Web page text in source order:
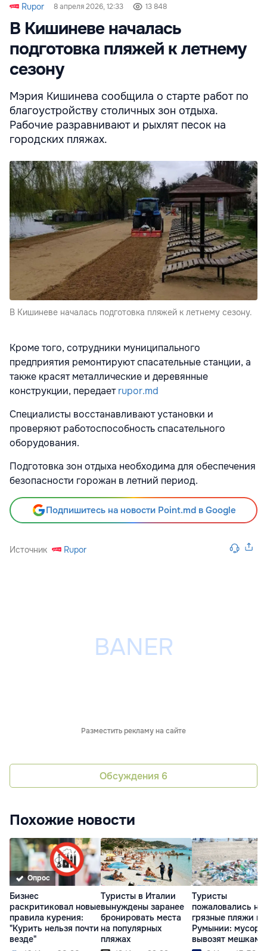
Rupor 8 апреля 2026, 12:33 13 848
В Кишиневе началась
подготовка пляжей к летнему
сезону
Мэрия Кишинева сообщила о старте работ по
благоустройству столичных зон отдыха.
Рабочие разравнивают и рыхлят песок на
городских пляжах.
В Кишиневе началась подготовка пляжей к летнему сезону.
Кроме того, сотрудники муниципального
предприятия ремонтируют спасательные станции, а
также красят металлические и деревянные
конструкции, передаетrupor.md
Специалисты восстанавливают установки и
проверяют работоспособность спасательного
оборудования.
Подготовка зон отдыха необходима для обеспечения
безопасности горожан в летний период.
Подпишитесь на новости Point.md в Google
Источник Rupor
Разместить рекламу на сайте
Обсуждения 6
Похожие новости
Опрос
Бизнес
раскритиковал новые
правила курения:
"Курить нельзя почти
везде"
Туристы в Италии
вынуждены заранее
бронировать места
на популярных
пляжах
Туристы
пожаловались на
грязные пляжи в
Румынии: мусор
вывозят мешками